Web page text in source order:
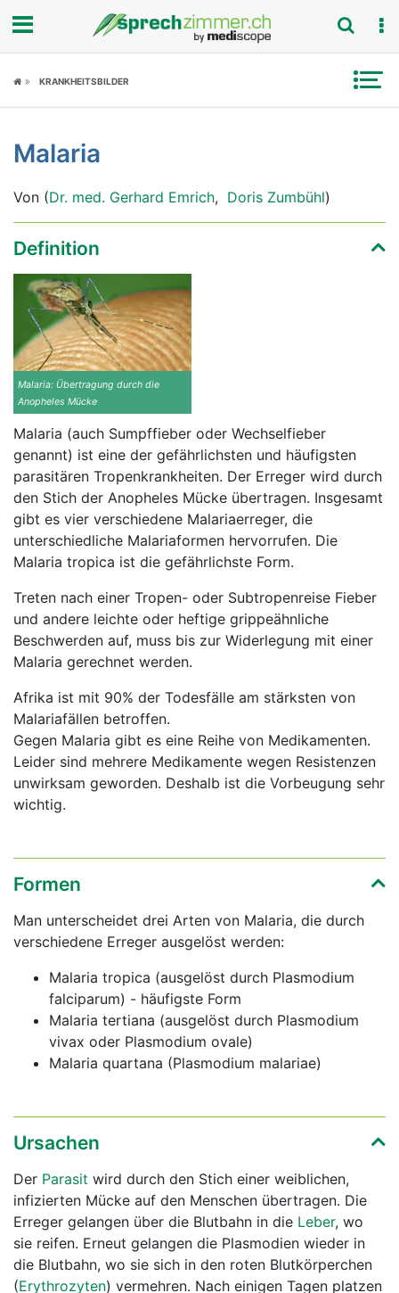
Fokus
Symptome
Untersuchungen
News
Ratgeber
Rubriken
KRANKHEITSBILDER
Malaria
Von (Dr. med. Gerhard Emrich, Doris Zumbühl)
Definition
Malaria: Übertragung durch die
Anopheles Mücke
Malaria (auch Sumpffieber oder Wechselfieber
genannt) ist eine der gefährlichsten und häufigsten
parasitären Tropenkrankheiten. Der Erreger wird durch
den Stich der Anopheles Mücke übertragen. Insgesamt
gibt es vier verschiedene Malariaerreger, die
unterschiedliche Malariaformen hervorrufen. Die
Malaria tropica ist die gefährlichste Form.
Treten nach einer Tropen- oder Subtropenreise Fieber
und andere leichte oder heftige grippeähnliche
Beschwerden auf, muss bis zur Widerlegung mit einer
Malaria gerechnet werden.
Afrika ist mit 90% der Todesfälle am stärksten von
Malariafällen betroffen.
Gegen Malaria gibt es eine Reihe von Medikamenten.
Leider sind mehrere Medikamente wegen Resistenzen
unwirksam geworden. Deshalb ist die Vorbeugung sehr
wichtig.
Formen
Man unterscheidet drei Arten von Malaria, die durch
verschiedene Erreger ausgelöst werden:
Malaria tropica (ausgelöst durch Plasmodium
falciparum) - häufigste Form
Malaria tertiana (ausgelöst durch Plasmodium
vivax oder Plasmodium ovale)
Malaria quartana (Plasmodium malariae)
Ursachen
Der Parasit wird durch den Stich einer weiblichen,
infizierten Mücke auf den Menschen übertragen. Die
Erreger gelangen über die Blutbahn in die Leber, wo
sie reifen. Erneut gelangen die Plasmodien wieder in
die Blutbahn, wo sie sich in den roten Blutkörperchen
(Erythrozyten) vermehren. Nach einigen Tagen platzen